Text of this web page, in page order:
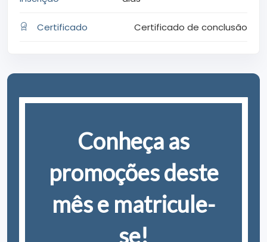
Certificado Certificado de conclusão
Conheça as
promoções deste
mês e matricule-
se!